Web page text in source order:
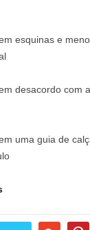
esquinas e
desacordo com
uma guia de